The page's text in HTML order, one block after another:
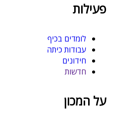
פעילות
לומדים בכיף
עבודות כיתה
חידונים
חדשות
על המכון